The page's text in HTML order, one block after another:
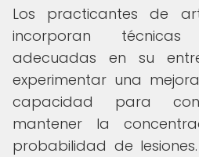
Los practicantes de
incorporan
adecuadas en su
experimentar una
capacidad para
mantener la
probabilidad de